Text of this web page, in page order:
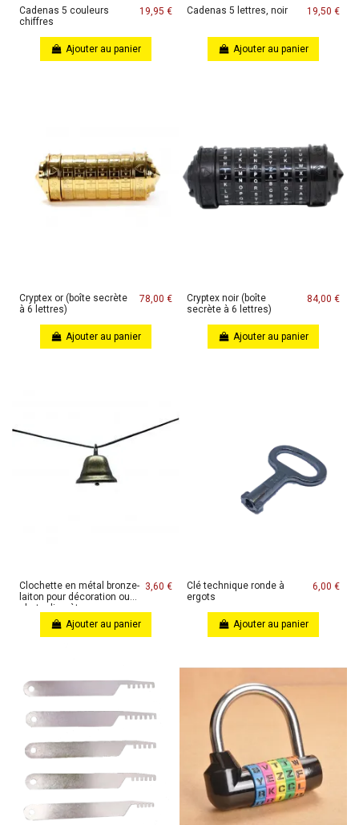
Cadenas 5 couleurs
chiffres
19,95 €
Ajouter au panier
Cadenas 5 lettres, noir 19,50 €
Ajouter au panier
Cryptex or (boîte secrète
à 6 lettres)
78,00 €
Ajouter au panier
Cryptex noir (boîte
secrète à 6 lettres)
84,00 €
Ajouter au panier
Clochette en métal bronze-
laiton pour décoration ou
alerte discrète
3,60 €
Ajouter au panier
Clé technique ronde à
ergots
6,00 €
Ajouter au panier